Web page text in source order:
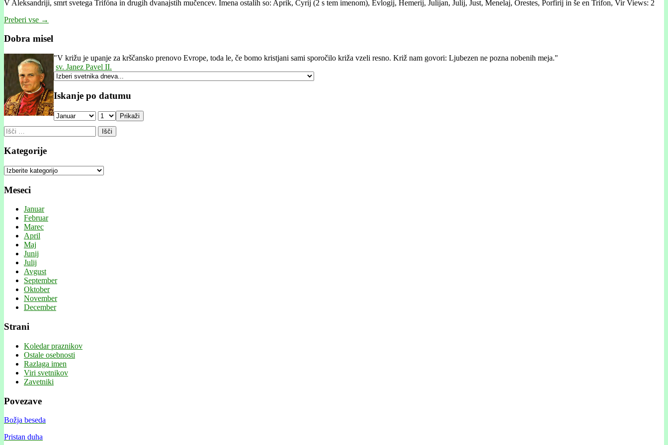
V Aleksandriji, smrt svetega Trifóna in drugih dvanajstih mučencev. Imena ostalih so: Aprik, Cyrij (2 s tem imenom), Evlogij, Hemerij, Julijan, Julij, Just, Menelaj, Orestes, Porfirij in še en Trifon, Vir Views: 2
Preberi vse →
Dobra misel
"V križu je upanje za krščansko prenovo Evrope, toda le, če bomo kristjani sami sporočilo križa vzeli resno. Križ nam govori: Ljubezen ne pozna nobenih meja."
sv. Janez Pavel II.
Iskanje po datumu
Prikaži
Išči:
Kategorije
Kategorije
Meseci
Januar
Februar
Marec
April
Maj
Junij
Julij
Avgust
September
Oktober
November
December
Strani
Koledar praznikov
Ostale osebnosti
Razlaga imen
Viri svetnikov
Zavetniki
Povezave
Božja beseda
Pristan duha